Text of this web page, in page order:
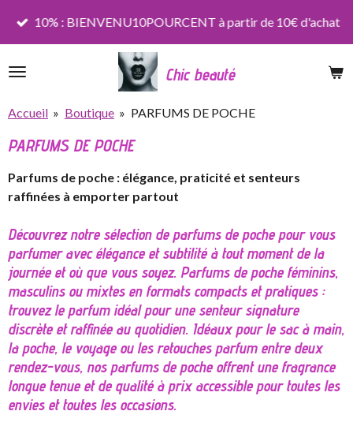
Passer
principal
Chic beauté
10% : BIENVENU10POURCENT à partir de 10€ d'achat
Accueil » Boutique » PARFUMS DE POCHE
PARFUMS DE POCHE
Parfums de poche : élégance, praticité et senteurs
raffinées à emporter partout
Découvrez notre sélection de parfums de poche pour vous
parfumer avec élégance et subtilité à tout moment de la
journée et où que vous soyez. Parfums de poche féminins,
masculins ou mixtes en formats compacts et pratiques :
trouvez le parfum idéal pour une senteur signature
discrète et raffinée au quotidien. Idéaux pour le sac à main,
la poche, le voyage ou les retouches parfum entre deux
rendez-vous, nos parfums de poche offrent une fragrance
longue tenue et de qualité à prix accessible pour toutes les
envies et toutes les occasions.